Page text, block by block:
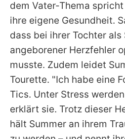
dem Vater-Thema spricht
ihre eigene Gesundheit.
dass bei ihrer Tochter als
angeborener Herzfehler
musste. Zudem leidet
Tourette. "Ich habe eine
Tics. Unter Stress
erklärt sie. Trotz dieser
hält Summer an ihrem